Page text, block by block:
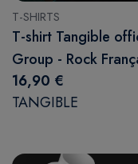
T-SHIRTS
T-shirt Tangible
Group - Rock
16,90 €
TANGIBLE